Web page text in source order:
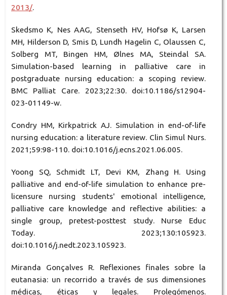
2013/.
Skedsmo K, Nes AAG, Stenseth HV, Hofsø K, Larsen
MH, Hilderson D, Smis D, Lundh Hagelin C, Olaussen C,
Solberg MT, Bingen HM, Ølnes MA, Steindal SA.
Simulation-based learning in palliative care in
postgraduate nursing education: a scoping review.
BMC Palliat Care. 2023;22:30. doi:10.1186/s12904-
023-01149-w.
Condry HM, Kirkpatrick AJ. Simulation in end-of-life
nursing education: a literature review. Clin Simul Nurs.
2021;59:98-110. doi:10.1016/j.ecns.2021.06.005.
Yoong SQ, Schmidt LT, Devi KM, Zhang H. Using
palliative and end-of-life simulation to enhance pre-
licensure nursing students' emotional intelligence,
palliative care knowledge and reflective abilities: a
single group, pretest-posttest study. Nurse Educ
Today. 2023;130:105923.
doi:10.1016/j.nedt.2023.105923.
Miranda Gonçalves R. Reflexiones finales sobre la
eutanasia: un recorrido a través de sus dimensiones
médicas, éticas y legales. Prolegómenos.